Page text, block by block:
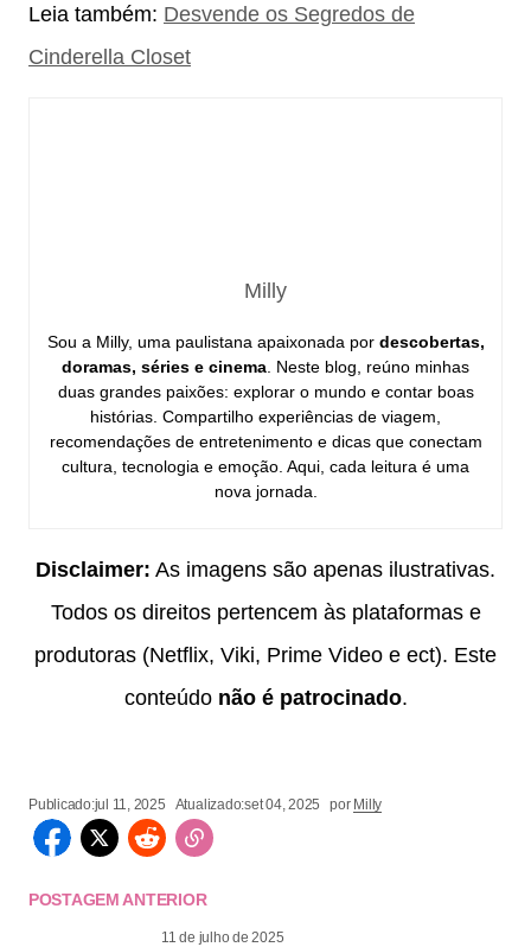
Leia também: Desvende os Segredos de
Cinderella Closet
Milly
Sou a Milly, uma paulistana apaixonada por descobertas,
doramas, séries e cinema . Neste blog, reúno minhas
duas grandes paixões: explorar o mundo e contar boas
histórias. Compartilho experiências de viagem,
recomendações de entretenimento e dicas que conectam
cultura, tecnologia e emoção. Aqui, cada leitura é uma
nova jornada.
Disclaimer: As imagens são apenas ilustrativas.
Todos os direitos pertencem às plataformas e
produtoras (Netflix, Viki, Prime Video e ect). Este
conteúdo não é patrocinado.
Publicado:jul 11, 2025 Atualizado:set 04, 2025 por Milly
POSTAGEM ANTERIOR
11 de julho de 2025